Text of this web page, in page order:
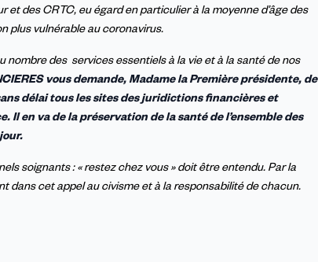
des CRTC, eu égard en particulier à la moyenne d’âge des
plus vulnérable au coronavirus.
nombre des services essentiels à la vie et à la santé de nos
vous demande, Madame la Première présidente, de
délai tous les sites des juridictions financières et
en va de la préservation de la santé de l’ensemble des
soignants : « restez chez vous » doit être entendu. Par la
dans cet appel au civisme et à la responsabilité de chacun.